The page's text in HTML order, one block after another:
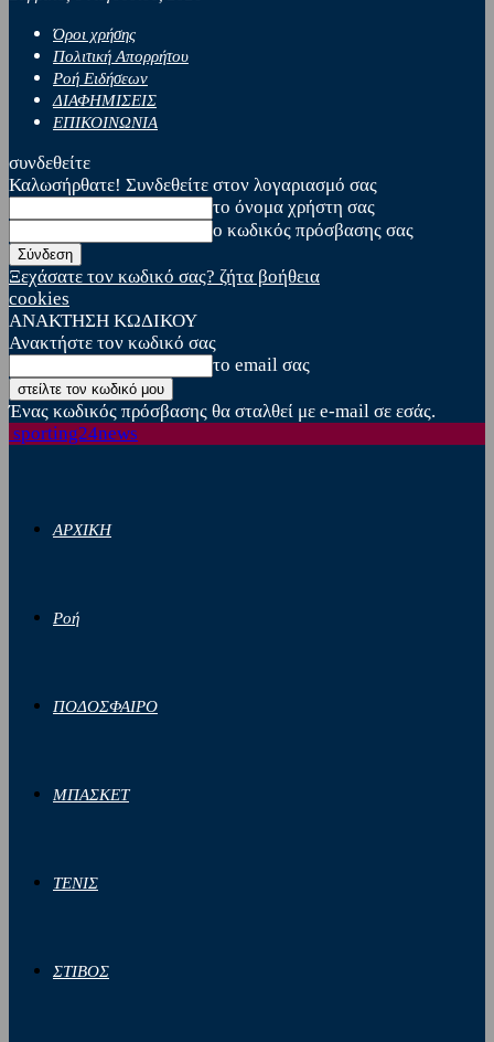
Όροι χρήσης
Πολιτική Απορρήτου
Ροή Ειδήσεων
ΔΙΑΦΗΜΙΣΕΙΣ
ΕΠΙΚΟΙΝΩΝΙΑ
συνδεθείτε
Καλωσήρθατε! Συνδεθείτε στον λογαριασμό σας
το όνομα χρήστη σας
ο κωδικός πρόσβασης σας
Ξεχάσατε τον κωδικό σας? ζήτα βοήθεια
cookies
ΑΝΑΚΤΗΣΗ ΚΩΔΙΚΟΥ
Ανακτήστε τον κωδικό σας
το email σας
Ένας κωδικός πρόσβασης θα σταλθεί με e-mail σε εσάς.
sporting24news
ΑΡΧΙΚΗ
Ροή
ΠΟΔΟΣΦΑΙΡΟ
ΜΠΑΣΚΕΤ
ΤΕΝΙΣ
ΣΤΙΒΟΣ